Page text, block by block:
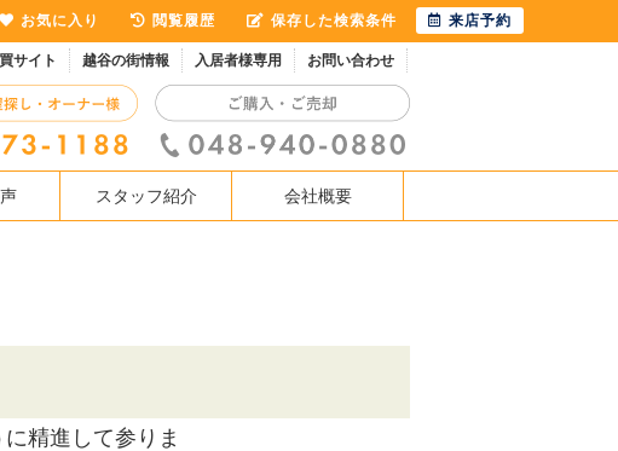
サイト 越谷の街情報 入居者様専用 お問い合わせ
スタッフ紹介 会社概要
精進して参りま
お気に入り 閲覧履歴 保存した検索条件 来店予約